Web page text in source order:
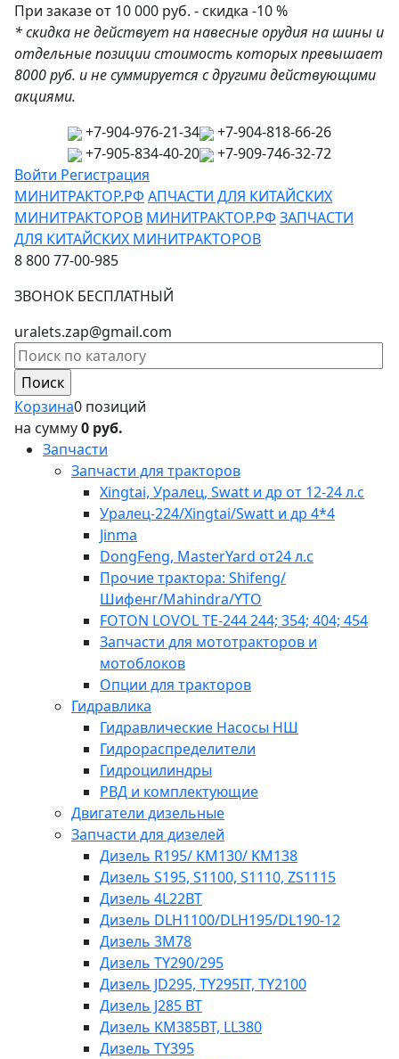
При заказе от 10 000 руб. - скидка -10 %
* скидка не действует на навесные орудия на шины и
отдельные позиции стоимость которых превышает
8000 руб. и не суммируется с другими действующими
акциями.
+7-904-976-21-34
+7-904-818-66-26
+7-905-834-40-20
+7-909-746-32-72
Войти Регистрация
МИНИТРАКТОР.РФ АПЧАСТИ ДЛЯ КИТАЙСКИХ
МИНИТРАКТОРОВ МИНИТРАКТОР.РФ ЗАПЧАСТИ
ДЛЯ КИТАЙСКИХ МИНИТРАКТОРОВ
8 800 77-00-985
ЗВОНОК БЕСПЛАТНЫЙ
uralets.zap@gmail.com
Корзина0 позиций
на сумму0 руб.
Запчасти
Запчасти для тракторов
Xingtai, Уралец, Swatt и др от 12-24 л.с
Уралец-224/Xingtai/Swatt и др 4*4
Jinma
DongFeng, MasterYard от24 л.с
Прочие трактора: Shifeng/
Шифенг/Mahindra/YTO
FOTON LOVOL TE-244 244; 354; 404; 454
Запчасти для мототракторов и
мотоблоков
Опции для тракторов
Гидравлика
Гидравлические Насосы НШ
Гидрораспределители
Гидроцилиндры
РВД и комплектующие
Двигатели дизельные
Запчасти для дизелей
Дизель R195/ KM130/ KM138
Дизель S195, S1100, S1110, ZS1115
Дизель 4L22BT
Дизель DLH1100/DLH195/DL190-12
Дизель 3М78
Дизель TY290/295
Дизель JD295, TY295IT, TY2100
Дизель J285 BT
Дизель KM385BT, LL380
Дизель TY395